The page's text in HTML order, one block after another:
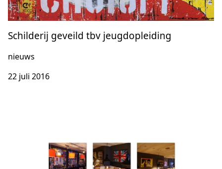
Schilderij geveild tbv jeugdopleiding
nieuws
22 juli 2016